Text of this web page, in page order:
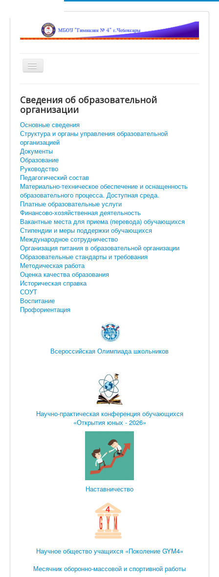
Включить/
выключить
Новости
Сетевой город
Ученикам
Помощь родителям и учителям
Достижения наших гимназистов
Объявления
Вход
Искать...
Искать
Сведения об образовательной
организации
Основные сведения
Структура и органы управления образовательной
организацией
Документы
Образование
Руководство
Педагогический состав
Материально-техническое обеспечение и оснащенность
образовательного процесса. Доступная среда.
Платные образовательные услуги
Финансово-хозяйственная деятельность
Вакантные места для приема (перевода) обучающихся
Стипендии и меры поддержки обучающихся
Международное сотрудничество
Организация питания в образовательной организации
Образовательные стандарты и требования
Методическая работа
Оценка качества образования
Историческая справка
СОУТ
Воспитание
Профориентация
Всероссийская Олимпиада школьников
Научно-практическая конференция обучающихся
«Открытия юных - 2026»
Наставничество
Научное общество учащихся «Поколение GYM4»
Месячник оборонно-массовой и спортивной работы